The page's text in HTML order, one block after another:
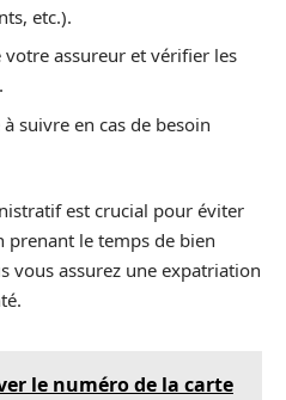
etc.).
votre assureur et vérifier les
suivre en cas de besoin
est crucial pour éviter
prenant le temps de bien
vous assurez une expatriation
le numéro de la carte